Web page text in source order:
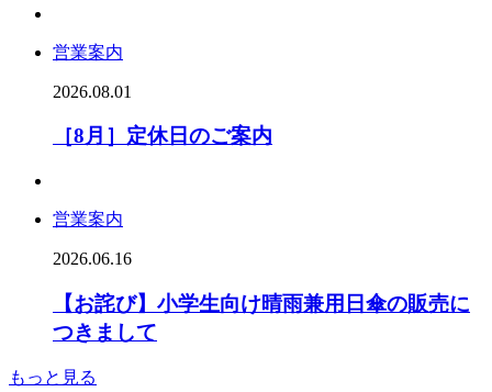
営業案内
2026.08.01
［8月］定休日のご案内
営業案内
2026.06.16
【お詫び】小学生向け晴雨兼用日傘の販売に
つきまして
もっと見る